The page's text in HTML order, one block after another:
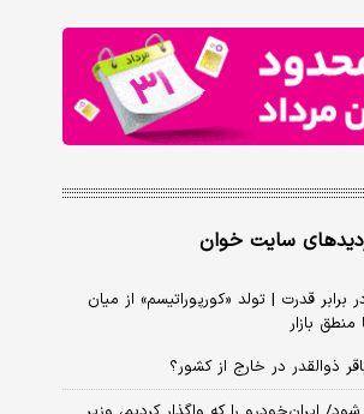
سایت خوان
برابر قدرت | تولد «کورپوراتیسم» از میان
بازار
ذوالقدر در خارج از کشور؟